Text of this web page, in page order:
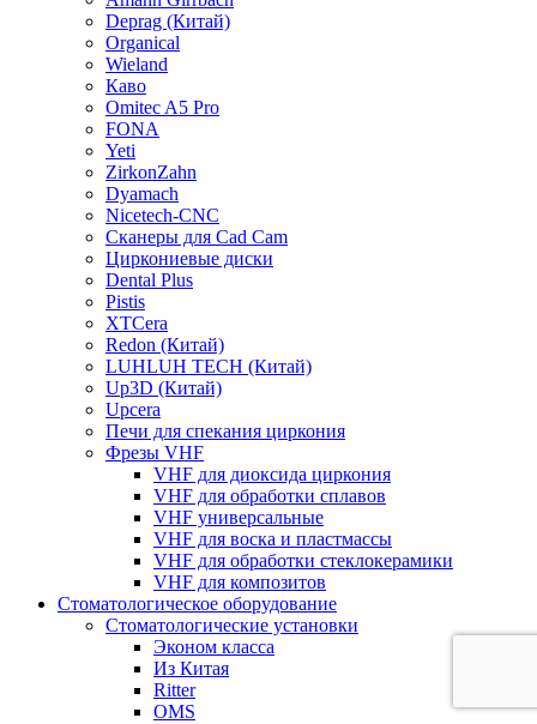
Deprag (Китай)
Organical
Wieland
Каво
Omitec A5 Pro
FONA
Yeti
ZirkonZahn
Dyamach
Nicetech-CNC
Сканеры для Cad Cam
Циркониевые диски
Dental Plus
Pistis
XTCera
Redon (Китай)
LUHLUH TECH (Китай)
Up3D (Китай)
Upcera
Печи для спекания циркония
Фрезы VHF
VHF для диоксида циркония
VHF для обработки сплавов
VHF универсальные
VHF для воска и пластмассы
VHF для обработки стеклокерамики
VHF для композитов
Стоматологическое оборудование
Стоматологические установки
Эконом класса
Из Китая
Ritter
OMS